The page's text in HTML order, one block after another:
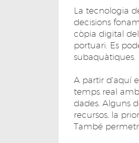
La tecnologia
decisions
còpia digital
portuari. Es
subaquàtiques.
A partir d'aquí
temps real
dades. Alguns
recursos, la
També